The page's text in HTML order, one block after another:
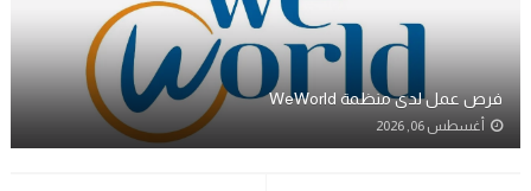
فرص عمل لدى منظمة WeWorld
أغسطس 06, 2026